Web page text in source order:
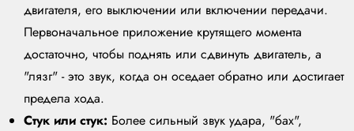
двигателя, его выключении или включении передачи.
Первоначальное приложение крутящего момента
достаточно, чтобы поднять или сдвинуть двигатель, а
"лязг" - это звук, когда он оседает обратно или достигает
предела хода.
Стук или стук: Более сильный звук удара, "бах",